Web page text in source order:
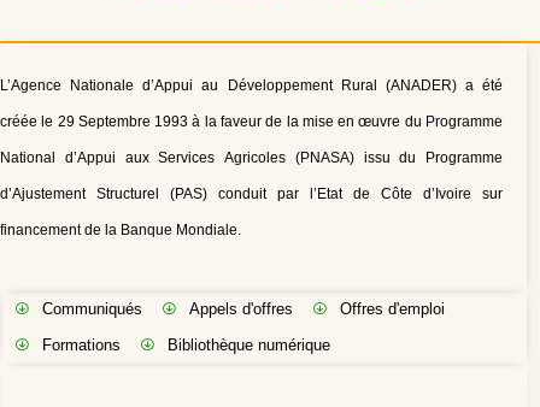
L’Agence Nationale d’Appui au Développement Rural (ANADER) a été
créée le 29 Septembre 1993 à la faveur de la mise en œuvre du Programme
National d’Appui aux Services Agricoles (PNASA) issu du Programme
d’Ajustement Structurel (PAS) conduit par l’Etat de Côte d’Ivoire sur
financement de la Banque Mondiale.
Communiqués Appels d'offres
Offres d'emploi
Formations
Bibliothèque numérique